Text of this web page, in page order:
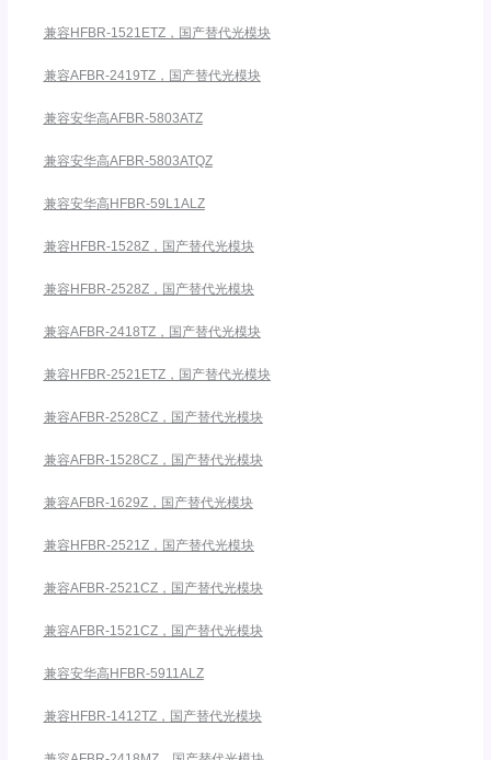
兼容HFBR-1521ETZ，国产替代光模块
兼容AFBR-2419TZ，国产替代光模块
兼容安华高AFBR-5803ATZ
兼容安华高AFBR-5803ATQZ
兼容安华高HFBR-59L1ALZ
兼容HFBR-1528Z，国产替代光模块
兼容HFBR-2528Z，国产替代光模块
兼容AFBR-2418TZ，国产替代光模块
兼容HFBR-2521ETZ，国产替代光模块
兼容AFBR-2528CZ，国产替代光模块
兼容AFBR-1528CZ，国产替代光模块
兼容AFBR-1629Z，国产替代光模块
兼容HFBR-2521Z，国产替代光模块
兼容AFBR-2521CZ，国产替代光模块
兼容AFBR-1521CZ，国产替代光模块
兼容安华高HFBR-5911ALZ
兼容HFBR-1412TZ，国产替代光模块